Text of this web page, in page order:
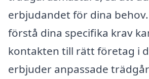
erbjudandet för dina
förstå dina specifika krav
kontakten till rätt företag i
erbjuder anpassade